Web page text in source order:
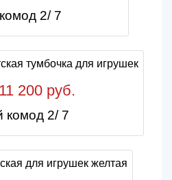
2/ 7
11 200 руб.
комод 2/ 7